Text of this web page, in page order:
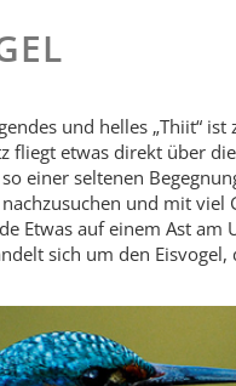
und helles „Thiit“
fliegt etwas direkt über
einer seltenen
und mit viel
Etwas auf einem Ast am
sich um den